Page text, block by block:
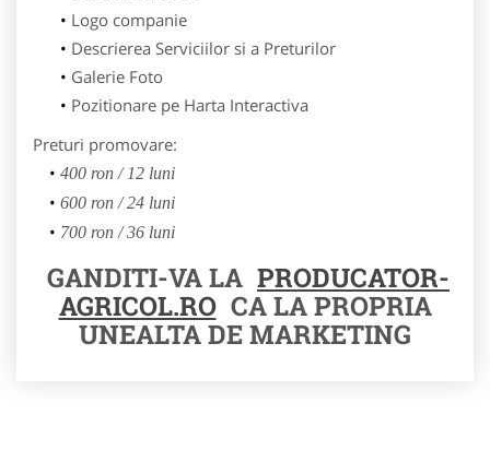
Logo companie
Descrierea Serviciilor si a Preturilor
Galerie Foto
Pozitionare pe Harta Interactiva
Preturi promovare:
400 ron / 12 luni
600 ron / 24 luni
700 ron / 36 luni
GANDITI-VA LA PRODUCATOR-
AGRICOL.RO CA LA PROPRIA
UNEALTA DE MARKETING